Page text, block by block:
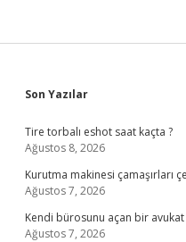
Sidebar
Son Yazılar
Tire torbalı eshot saat kaçta ?
Ağustos 8, 2026
Kurutma makinesi çamaşırları
Ağustos 7, 2026
Kendi bürosunu açan bir avukat
Ağustos 7, 2026